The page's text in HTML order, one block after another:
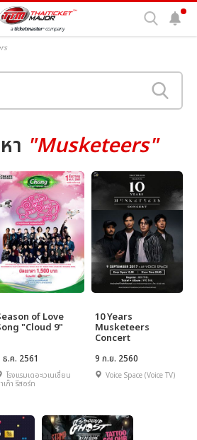
า "Musketeers"
of Love
"Cloud 9"
ธ.ค. 2561
โรงแรมเดอะเวเนเชี่ยน
เก๊า รีสอร์ท
10 Years
Musketeers
Concert
9 ก.ย. 2560
Voice Space (Voice TV)